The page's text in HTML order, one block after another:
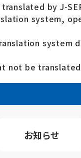
お知らせ
by J-
system,
system
not be